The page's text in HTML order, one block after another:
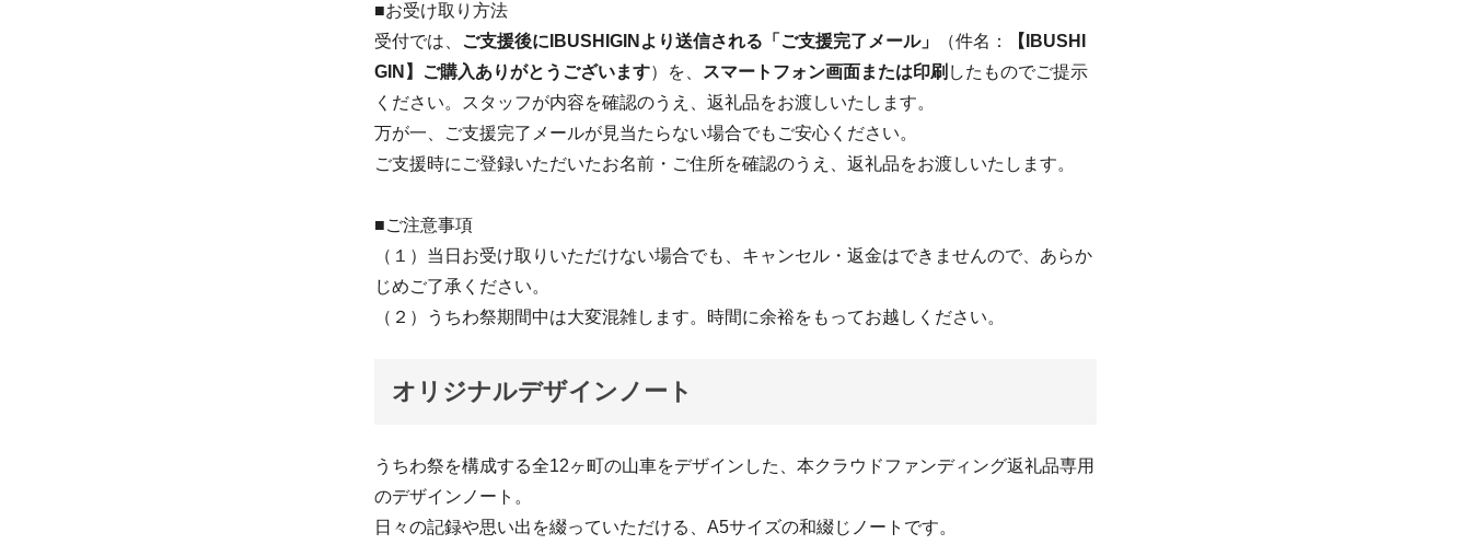
■お受け取り方法
受付では、
ご支援後にIBUSHIGINより送信される「ご支援完了メール」 （件名：
【IBUSHI
GIN】ご購入ありがとうございます）を、 スマートフォン画面または印刷 したものでご提示
ください。スタッフが内容を確認のうえ、返礼品をお渡しいたします。
万が一、ご支援完了メールが見当たらない場合でもご安心ください。
ご支援時にご登録いただいたお名前・ご住所を確認のうえ、返礼品をお渡しいたします。
■ご注意事項
（１）当日お受け取りいただけない場合でも、キャンセル・返金はできませんので、あらか
じめご了承ください。
（２）うちわ祭期間中は大変混雑します。時間に余裕をもってお越しください。
オリジナルデザインノート
うちわ祭を構成する全12ヶ町の山車をデザインした、本クラウドファンディング返礼品専用
のデザインノート。
日々の記録や思い出を綴っていただける、A5サイズの和綴じノートです。